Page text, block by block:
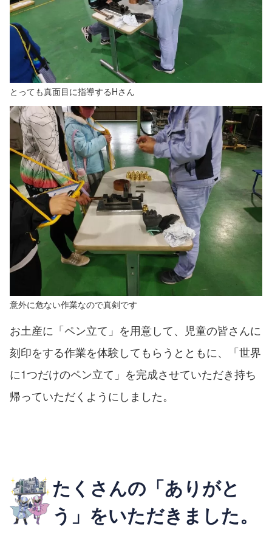
とっても真面目に指導するHさん
意外に危ない作業なので真剣です
お土産に「ペン立て」を用意して、児童の皆さんに
刻印をする作業を体験してもらうとともに、「世界
に1つだけのペン立て」を完成させていただき持ち
帰っていただくようにしました。
たくさんの「ありがと
う」をいただきました。